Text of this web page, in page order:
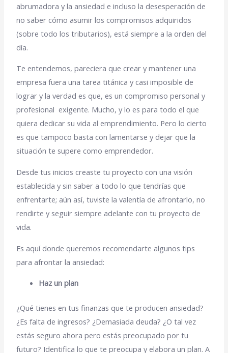
abrumadora y la ansiedad e incluso la desesperación de
no saber cómo asumir los compromisos adquiridos
(sobre todo los tributarios), está siempre a la orden del
día.
Te entendemos, pareciera que crear y mantener una
empresa fuera una tarea titánica y casi imposible de
lograr y la verdad es que, es un compromiso personal y
profesional exigente. Mucho, y lo es para todo el que
quiera dedicar su vida al emprendimiento. Pero lo cierto
es que tampoco basta con lamentarse y dejar que la
situación te supere como emprendedor.
Desde tus inicios creaste tu proyecto con una visión
establecida y sin saber a todo lo que tendrías que
enfrentarte; aún así, tuviste la valentía de afrontarlo, no
rendirte y seguir siempre adelante con tu proyecto de
vida.
Es aquí donde queremos recomendarte algunos tips
para afrontar la ansiedad:
Haz un plan
¿Qué tienes en tus finanzas que te producen ansiedad?
¿Es falta de ingresos? ¿Demasiada deuda? ¿O tal vez
estás seguro ahora pero estás preocupado por tu
futuro? Identifica lo que te preocupa y elabora un plan. A